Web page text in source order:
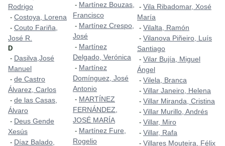
Rodrigo
- Costoya, Lorena
- Couto Fariña,
José R.
D
- Dasilva,José
Manuel
- de Castro
Álvarez, Carlos
- de las Casas,
Álvaro
- Deus Gende
Xesús
- Díaz Balado,
- Martínez Bouzas,
Francisco
- Martínez Crespo,
José
- Martínez
Delgado, Verónica
- Martínez
Domínguez, José
Antonio
- MARTÍNEZ
FERNÁNDEZ,
JOSÉ MARÍA
- Martínez Fure,
Rogelio
- Vila Ribadomar, Xosé
María
- Vilalta, Ramón
- Vilanova Piñeiro, Luís
Santiago
- Vilar Bujía, Miguel
Ángel
- Vilela, Branca
- Villar Janeiro, Helena
- Villar Miranda, Cristina
- Villar Murillo, Andrés
- Villar, Miro
- Villar, Rafa
- Villares Mouteira, Félix